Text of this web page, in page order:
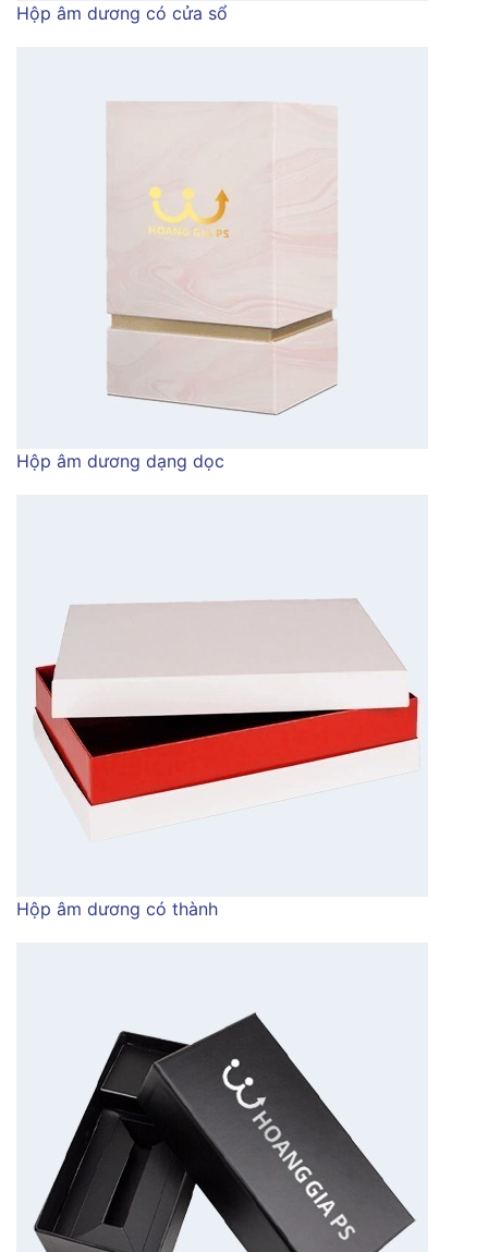
Hộp âm dương có cửa sổ
Hộp âm dương dạng dọc
Hộp âm dương có thành